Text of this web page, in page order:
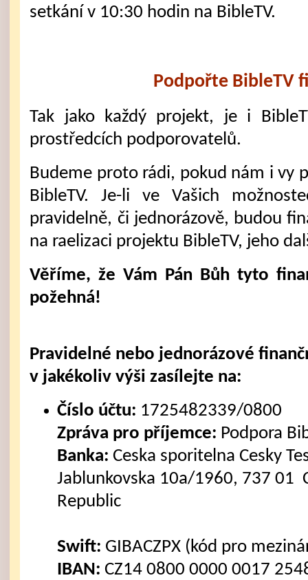
setkání v 10:30 hodin na BibleTV.
Podpořte BibleTV
Tak jako každý projekt, je i
prostředcích podporovatelů.
Budeme proto rádi, pokud nám i vy
BibleTV. Je-li ve Vašich
pravidelně, či jednorázově, budou
na raelizaci projektu BibleTV, jeho
Věříme, že Vám Pán Bůh tyto
požehná!
Pravidelné nebo jednorázové
v jakékoliv výši zasílejte na:
Číslo účtu: 1725482339/0800
Zpráva pro příjemce: Podpora
Banka: Ceska sporitelna Cesky
Jablunkovska 10a/1960, 737 01
Republic
Swift: GIBACZPX (kód pro
IBAN: CZ14 0800 0000 0017